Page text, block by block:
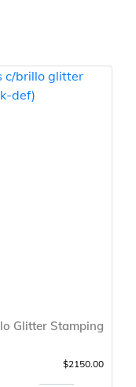
Glitter Stamping
$2150.00